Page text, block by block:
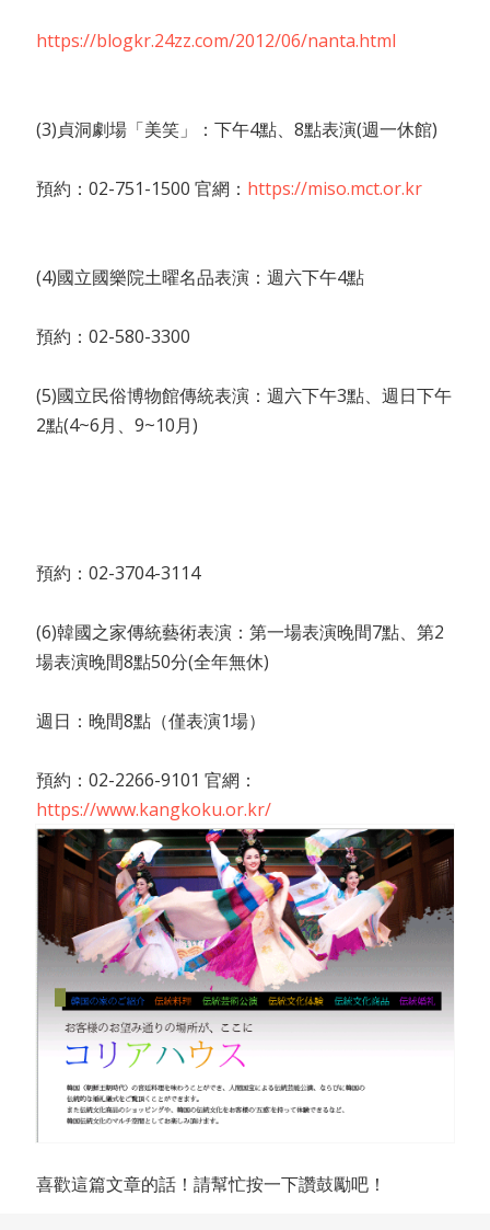
https://blogkr.24zz.com/2012/06/nanta.html
(3)貞洞劇場「美笑」：下午4點、8點表演(週一休館)
預約：02-751-1500 官網： https://miso.mct.or.kr
(4)國立國樂院土曜名品表演：週六下午4點
預約：02-580-3300
(5)國立民俗博物館傳統表演：週六下午3點、週日下午
2點(4~6月、9~10月)
預約：02-3704-3114
(6)韓國之家傳統藝術表演：第一場表演晚間7點、第2
場表演晚間8點50分(全年無休)
週日：晚間8點（僅表演1場）
預約：02-2266-9101 官網：
https://www.kangkoku.or.kr/
喜歡這篇文章的話！請幫忙按一下讚鼓勵吧！